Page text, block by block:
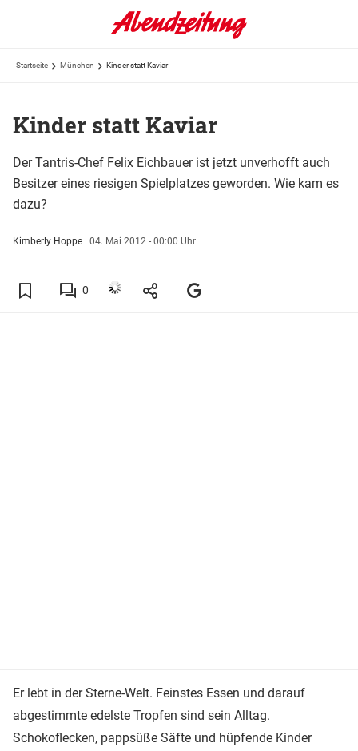
Startseite München Kinder statt Kaviar
Kinder statt Kaviar
Der Tantris-Chef Felix Eichbauer ist jetzt unverhofft auch
Besitzer eines riesigen Spielplatzes geworden. Wie kam es
dazu?
Kimberly Hoppe | 04. Mai 2012 - 00:00 Uhr
0
Er lebt in der Sterne-Welt. Feinstes Essen und darauf
abgestimmte edelste Tropfen sind sein Alltag.
Schokoflecken, pappsüße Säfte und hüpfende Kinder